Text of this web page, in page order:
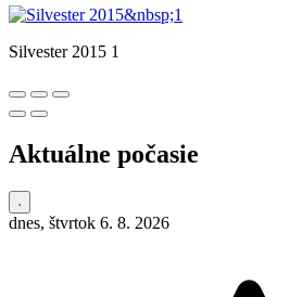
Silvester 2015 1
Aktuálne počasie
dnes, štvrtok 6. 8. 2026